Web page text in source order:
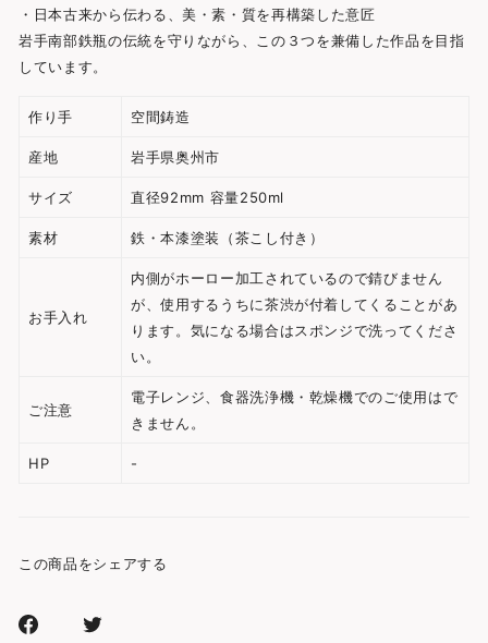
・日本古来から伝わる、美・素・質を再構築した意匠
岩手南部鉄瓶の伝統を守りながら、この３つを兼備した作品を目指
しています。
作り手 空間鋳造
産地 岩手県奥州市
サイズ 直径92mm 容量250ml
素材 鉄・本漆塗装（茶こし付き）
お手入れ
内側がホーロー加工されているので錆びません
が、使用するうちに茶渋が付着してくることがあ
ります。気になる場合はスポンジで洗ってくださ
い。
ご注意
電子レンジ、食器洗浄機・乾燥機でのご使用はで
きません。
HP -
この商品をシェアする
Facebook